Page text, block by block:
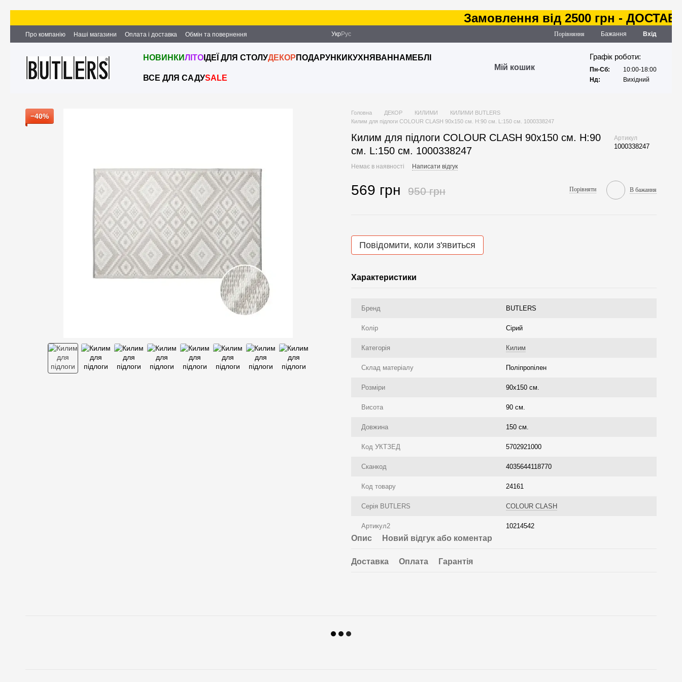
Замовлення від 2500 грн - ДОСТАВКА
Про компанію Наші магазини Оплата і доставка
Обмін та повернення
Партнерство та співпраця
Вакансії Контактна інформація
Укр Рус Порівняння Бажання Вхід
НОВИНКИЛІТО ІДЕЇ ДЛЯ СТОЛУДЕКОР ПОДАРУНКИ КУХНЯ ВАННА МЕБЛІ
ВСЕ ДЛЯ САДУSALE
Мій кошик
Графік роботи:
Пн-Сб:
10:00-18:00
Нд:
Вихідний
−40% Головна ДЕКОР КИЛИМИ
КИЛИМИ BUTLERS
Килим для підлоги COLOUR CLASH 90х150 см. H:90 см. L:150 см. 1000338247
Килим для підлоги COLOUR CLASH 90х150 см. H:90
см. L:150 см. 1000338247
Артикул
1000338247
Немає в наявності Написати відгук
569 грн 950 грн Порівняти В бажання
Повідомити, коли з'явиться
Характеристики
Бренд BUTLERS
Колір Сірий
Категорія Килим
Склад матеріалу Поліпропілен
Розміри 90х150 см.
Висота 90 см.
Довжина 150 см.
Код УКТЗЕД 5702921000
Сканкод 4035644118770
Код товару 24161
Серія BUTLERS COLOUR CLASH
Артикул2 10214542
Опис Новий відгук або коментар
Доставка Оплата Гарантія